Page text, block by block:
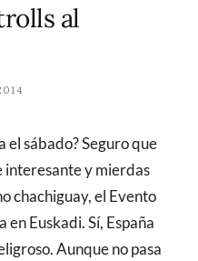
al
interesante y mierdas
chachiguay, el Evento
en Euskadi. Sí, España
Aunque no pasa